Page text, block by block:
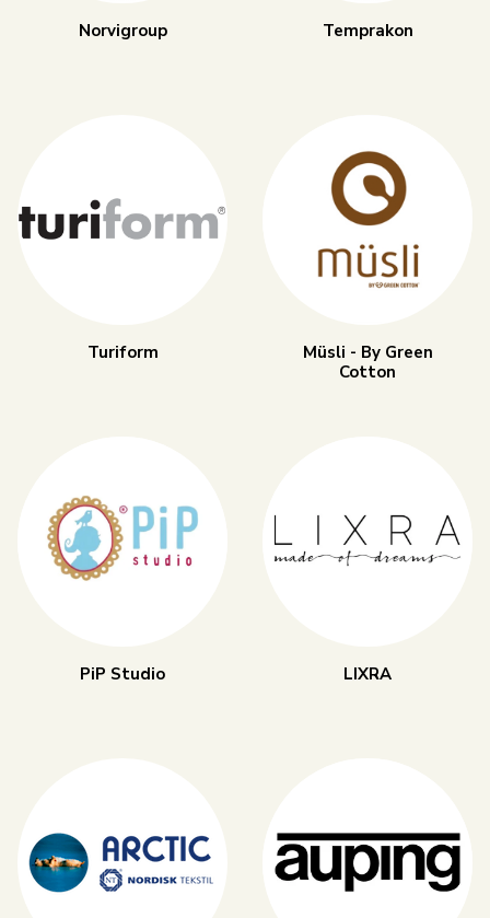
Norvigroup Temprakon
Turiform
Müsli - By Green
Cotton
PiP Studio LIXRA